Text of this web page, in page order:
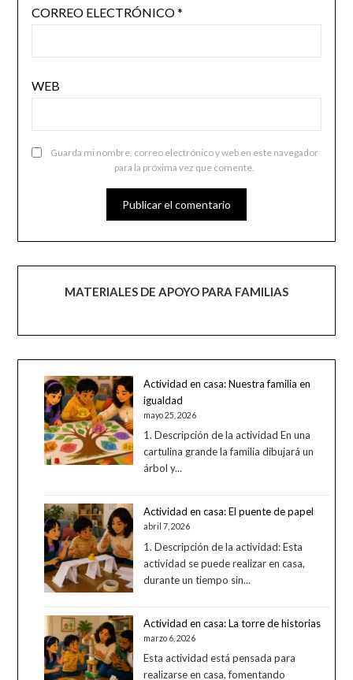
CORREO ELECTRÓNICO*
WEB
Guarda mi nombre, correo electrónico y web en este navegador
para la próxima vez que comente.
MATERIALES DE APOYO PARA FAMILIAS
Actividad en casa: Nuestra familia en
igualdad
mayo 25, 2026
1. Descripción de la actividad En una
cartulina grande la familia dibujará un
árbol y...
Actividad en casa: El puente de papel
abril 7, 2026
1. Descripción de la actividad: Esta
actividad se puede realizar en casa,
durante un tiempo sin...
Actividad en casa: La torre de historias
marzo 6, 2026
Esta actividad está pensada para
realizarse en casa, fomentando